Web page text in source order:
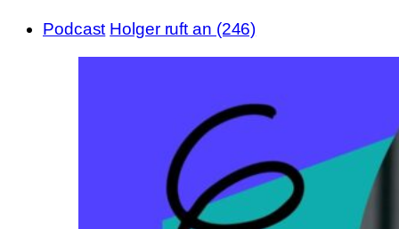
Podcast Holger ruft an (246)